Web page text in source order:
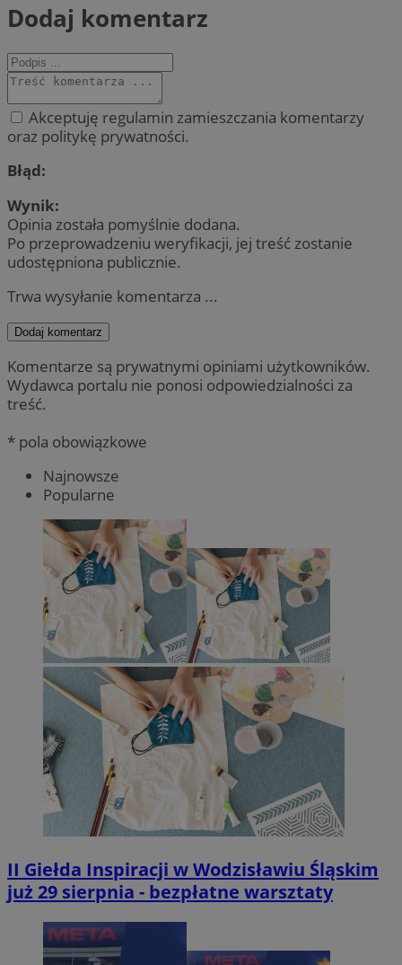
Dodaj komentarz
Akceptuję regulamin zamieszczania komentarzy
oraz politykę prywatności.
Błąd:
Wynik:
Opinia została pomyślnie dodana.
Po przeprowadzeniu weryfikacji, jej treść zostanie
udostępniona publicznie.
Trwa wysyłanie komentarza ...
Dodaj komentarz
Komentarze są prywatnymi opiniami użytkowników.
Wydawca portalu nie ponosi odpowiedzialności za
treść.
* pola obowiązkowe
Najnowsze
Popularne
II Giełda Inspiracji w Wodzisławiu Śląskim
już 29 sierpnia - bezpłatne warsztaty